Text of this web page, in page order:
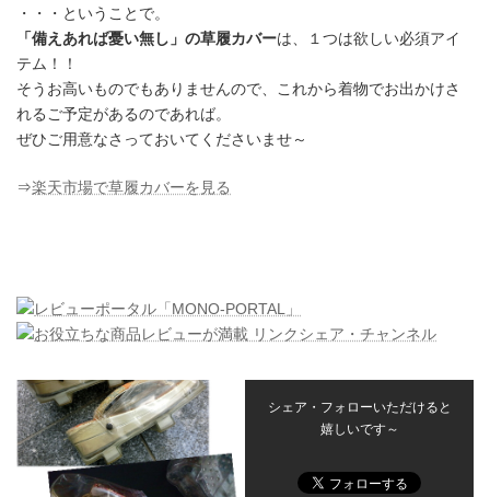
・・・ということで。
「備えあれば憂い無し」の草履カバーは、１つは欲しい必須アイ
テム！！
そうお高いものでもありませんので、これから着物でお出かけさ
れるご予定があるのであれば。
ぜひご用意なさっておいてくださいませ～
⇒楽天市場で草履カバーを見る
シェア・フォローいただけると
嬉しいです～